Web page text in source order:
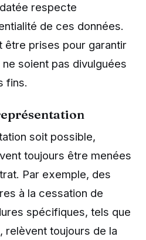
respecte
de ces données.
être prises pour garantir
soient pas divulguées
fins.
soit possible,
toujours être menées
Par exemple, des
à la cessation de
spécifiques, tels que
relèvent toujours de la